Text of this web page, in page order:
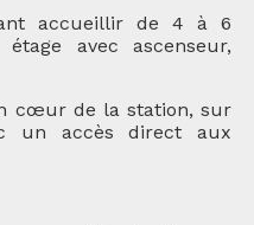
accueillir de 4 à 6
avec ascenseur,
cœur de la station, sur
un accès direct aux